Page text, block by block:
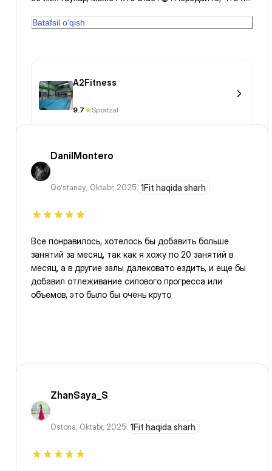
💚🩷, шансы, 😃 вы сможете сделать, лучшее,
то, когда 😃😚😚меня не будет🥰, с вами всагда,
всегда и везде, оберегает, чеширский , тихий, тихий,
😘😘🥰☀️😍😍☀️💛☀️☀️💛💛☀️☀️🐬🪸🐠
Batafsil o‘qish
A2Fitness
9.7 Sportzal
DanilMontero
Qoʻstanay, Oktabr, 2025 1Fit haqida sharh
Все понравилось, хотелось бы добавить больше
занятий за месяц, так как я хожу по 20 занятий в
месяц, а в другие залы далековато ездить, и еще бы
добавил отлеживание силового прогресса или
объемов, это было бы очень круто
ZhanSaya_S
Ostona, Oktabr, 2025 1Fit haqida sharh